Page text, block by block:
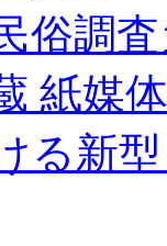
調査
紙媒
る新